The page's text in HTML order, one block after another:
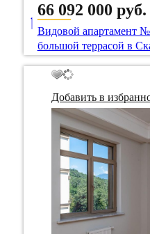
/ Идентификатор собственность
66 092 000 руб.
____
Видовой апартамент
большой террасой в
Добавить в